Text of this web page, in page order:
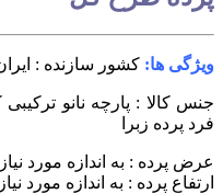
کشور سازنده : ایران کشور
: پارچه نانو ترکیبی کارایی
زبرا
اندازه مورد نیاز ( حداکثر 2.7 متر بصورت یک تکه )
به اندازه مورد نیاز ( حداکثر 3 متر بصورت یک تکه )